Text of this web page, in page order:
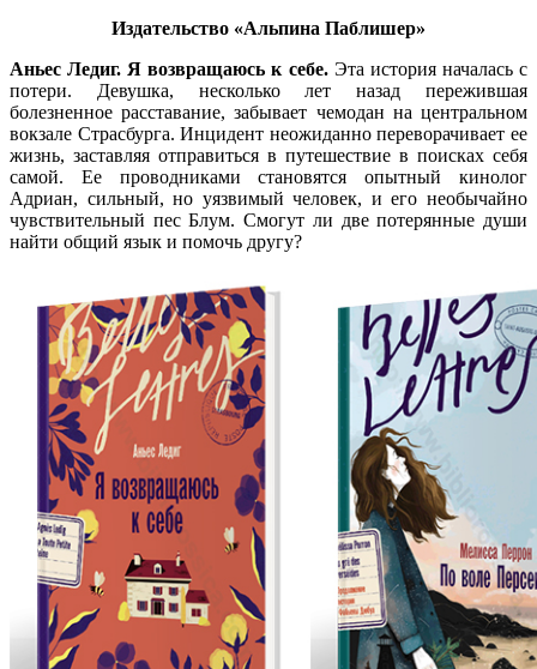
Издательство «Альпина Паблишер»
Аньес Ледиг. Я возвращаюсь к себе.Эта история началась с
потери. Девушка, несколько лет назад пережившая
болезненное расставание, забывает чемодан на центральном
вокзале Страсбурга. Инцидент неожиданно переворачивает ее
жизнь, заставляя отправиться в путешествие в поисках себя
самой. Ее проводниками становятся опытный кинолог
Адриан, сильный, но уязвимый человек, и его необычайно
чувствительный пес Блум. Смогут ли две потерянные души
найти общий язык и помочь другу?